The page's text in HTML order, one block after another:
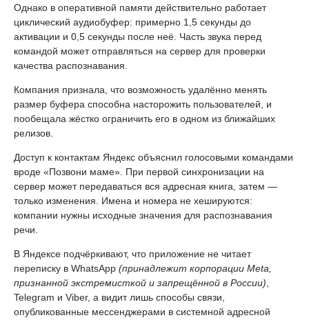
Однако в оперативной памяти действительно работает
циклический аудиобуфер: примерно 1,5 секунды до
активации и 0,5 секунды после неё. Часть звука перед
командой может отправляться на сервер для проверки
качества распознавания.
Компания признала, что возможность удалённо менять
размер буфера способна насторожить пользователей, и
пообещала жёстко ограничить его в одном из ближайших
релизов.
Доступ к контактам Яндекс объяснил голосовыми командами
вроде «Позвони маме». При первой синхронизации на
сервер может передаваться вся адресная книга, затем —
только изменения. Имена и номера не хешируются:
компании нужны исходные значения для распознавания
речи.
В Яндексе подчёркивают, что приложение не читает
переписку в WhatsApp (принадлежит корпорации Meta,
признанной экстремисткой и запрещённой в России),
Telegram и Viber, а видит лишь способы связи,
опубликованные мессенджерами в системной адресной